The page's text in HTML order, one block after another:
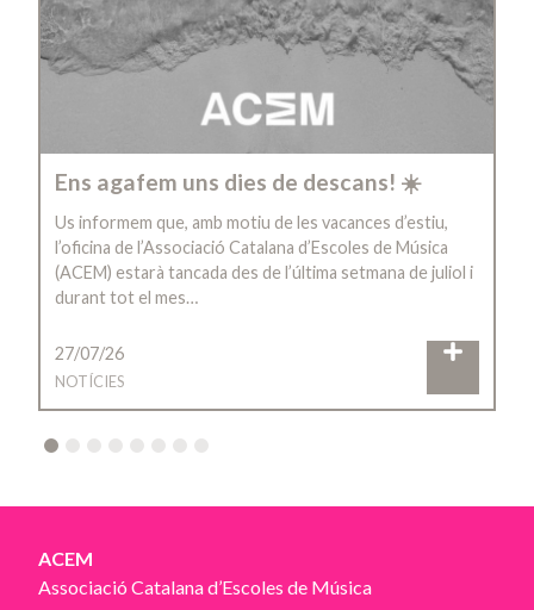
Ens agafem uns dies de descans! ☀️
Us informem que, amb motiu de les vacances d’estiu,
l’oficina de l’Associació Catalana d’Escoles de Música
(ACEM) estarà tancada des de l’última setmana de juliol i
durant tot el mes…
27/07/26
NOTÍCIES
4 5 6 7 8
ACEM
Associació Catalana d’Escoles de Música